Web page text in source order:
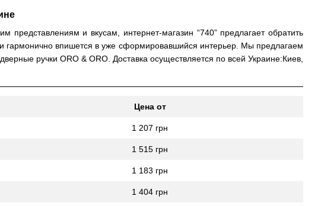
представлениям и вкусам, интернет-магазин “740” предлагает обратить
впишется в уже сформировавшийся интерьер. Мы предлагаем
ручки ORO & ORO. Доставка осуществляется по всей Украине:Киев,
Цена от
1 207 грн
1 515 грн
1 183 грн
1 404 грн